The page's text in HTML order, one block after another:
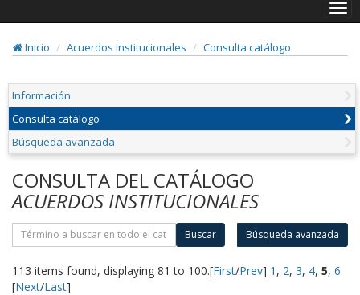
Inicio
Acuerdos institucionales Consulta catálogo
Información
Consulta catálogo
Búsqueda avanzada
CONSULTA DEL CATÁLOGO
ACUERDOS INSTITUCIONALES
Buscar Búsqueda avanzada
113 items found, displaying 81 to 100.[First/Prev] 1 , 2, 3, 4, 5, 6
[Next/Last]